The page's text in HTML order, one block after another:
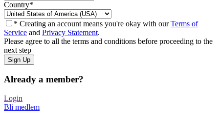
Country*
* Creating an account means you're okay with ourTerms of
Service and Privacy Statement.
Please agree to all the terms and conditions before proceeding to the
next step
Already a member?
Login
Bli medlem